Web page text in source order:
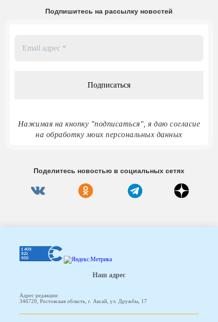
Подпишитесь на рассылку новостей
Нажимая на кнопку "подписаться", я даю согласие
на обработку моих персональных данных
Поделитесь новостью в социальных сетях
Наш адрес
Адрес редакции:
346720, Ростовская область, г. Аксай, ул. Дружбы, 17